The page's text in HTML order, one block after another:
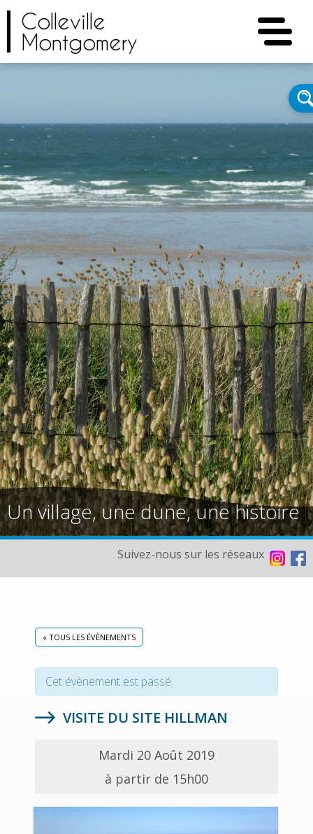
Colleville
Montgomery
Un village, une dune, une histoire
Suivez-nous sur les réseaux
« TOUS LES ÉVÈNEMENTS
Cet évènement est passé.
VISITE DU SITE HILLMAN
Mardi 20 Août 2019
à partir de 15h00